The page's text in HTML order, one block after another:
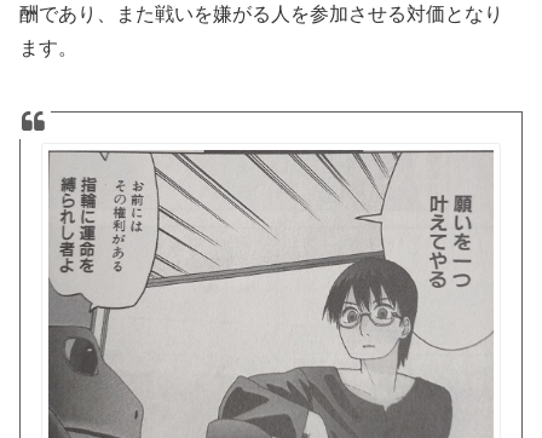
酬であり、また戦いを嫌がる人を参加させる対価となり
ます。